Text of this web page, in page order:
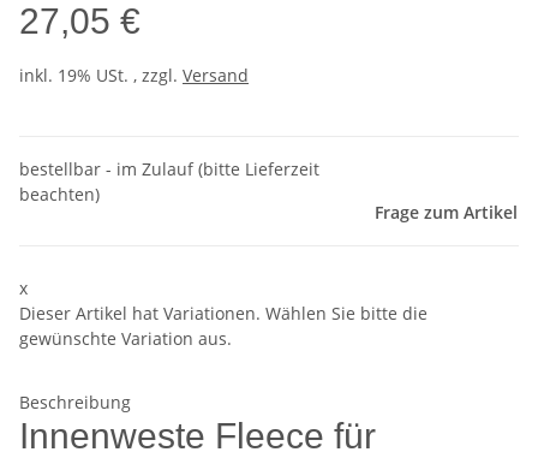
27,05 €
inkl. 19% USt. , zzgl. Versand
bestellbar - im Zulauf (bitte Lieferzeit
beachten)
Frage zum Artikel
x
Dieser Artikel hat Variationen. Wählen Sie bitte die
gewünschte Variation aus.
Beschreibung
Innenweste Fleece für